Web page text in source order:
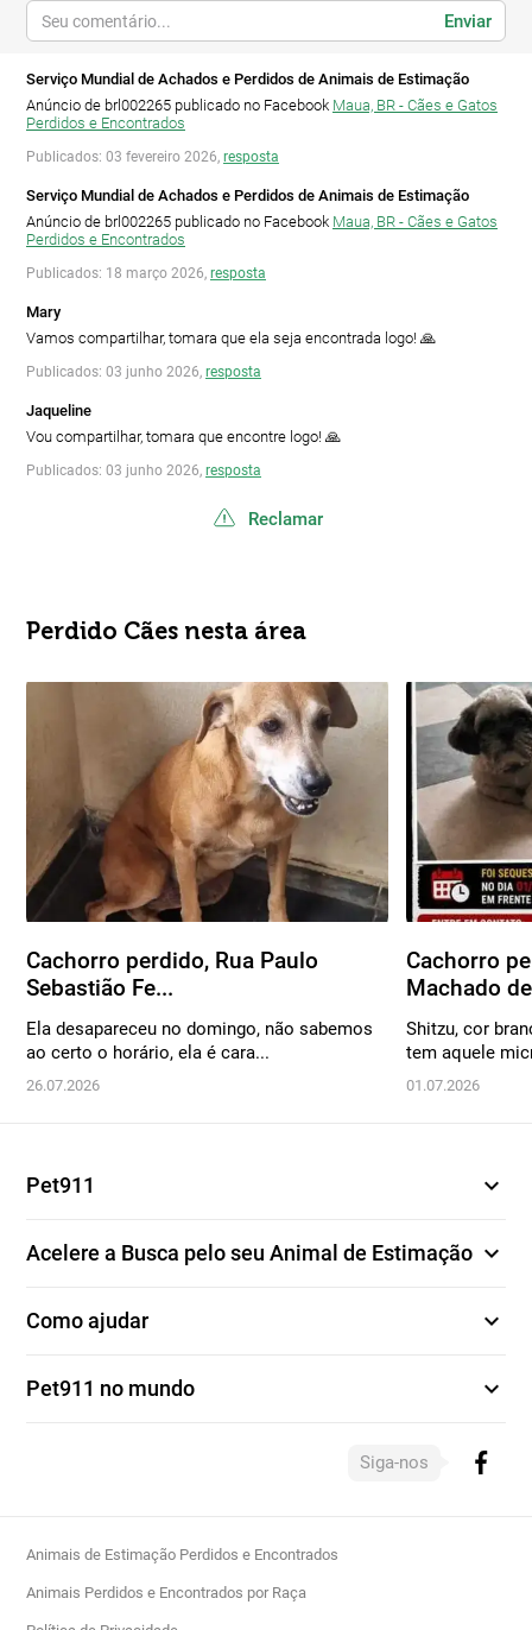
Enviar
Serviço Mundial de Achados e Perdidos de Animais de Estimação
Anúncio de brl002265 publicado no Facebook Maua, BR - Cães e Gatos
Perdidos e Encontrados
Publicados: 03 fevereiro 2026, resposta
Serviço Mundial de Achados e Perdidos de Animais de Estimação
Anúncio de brl002265 publicado no Facebook Maua, BR - Cães e Gatos
Perdidos e Encontrados
Publicados: 18 março 2026, resposta
Mary
Vamos compartilhar, tomara que ela seja encontrada logo! 🙏
Publicados: 03 junho 2026, resposta
Jaqueline
Vou compartilhar, tomara que encontre logo! 🙏
Publicados: 03 junho 2026, resposta
Reclamar
Perdido Cães nesta área
Cachorro perdido, Rua Paulo
Sebastião Fe...
Ela desapareceu no domingo, não sabemos
ao certo o horário, ela é cara...
26.07.2026
Cachorro
Machado
Shitzu, cor
tem aquele
01.07.2026
Pet911 expand_more
Acelere a Busca pelo seu Animal de Estimação expand_more
Como ajudar expand_more
Pet911 no mundo expand_more
Siga-nos
Animais de Estimação Perdidos e Encontrados
Animais Perdidos e Encontrados por Raça